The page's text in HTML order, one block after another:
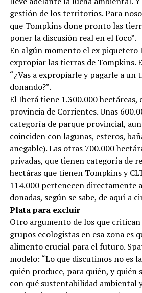
gestión de los territorios. Para
que Tompkins done pronto las
poner la discusión real en el foco”.
En algún momento el ex piquetero
expropiar las tierras de Tompkins.
“¿Vas a expropiarle y pagarle a un
donando?”.
El Iberá tiene 1.300.000 hectáreas,
provincia de Corrientes. Unas
categoría de parque provincial,
coinciden con lagunas, esteros,
anegable). Las otras 700.000
privadas, que tienen categoría de
hectáras que tienen Tompkins y
114.000 pertenecen directamente
donadas, según se sabe, de aquí a
Plata para excluir
Otro argumento de los que critican
grupos ecologistas en esa zona es
alimento crucial para el futuro.
modelo: “Lo que discutimos no es
quién produce, para quién, y quién
con qué sustentabilidad ambiental